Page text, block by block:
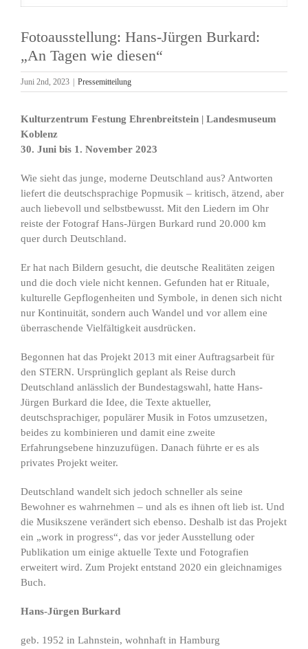
Fotoausstellung: Hans-Jürgen Burkard:
„An Tagen wie diesen“
Juni 2nd, 2023 | Pressemitteilung
Kulturzentrum Festung Ehrenbreitstein | Landesmuseum
Koblenz
30. Juni bis 1. November 2023
Wie sieht das junge, moderne Deutschland aus? Antworten
liefert die deutschsprachige Popmusik – kritisch, ätzend, aber
auch liebevoll und selbstbewusst. Mit den Liedern im Ohr
reiste der Fotograf Hans-Jürgen Burkard rund 20.000 km
quer durch Deutschland.
Er hat nach Bildern gesucht, die deutsche Realitäten zeigen
und die doch viele nicht kennen. Gefunden hat er Rituale,
kulturelle Gepflogenheiten und Symbole, in denen sich nicht
nur Kontinuität, sondern auch Wandel und vor allem eine
überraschende Vielfältigkeit ausdrücken.
Begonnen hat das Projekt 2013 mit einer Auftragsarbeit für
den STERN. Ursprünglich geplant als Reise durch
Deutschland anlässlich der Bundestagswahl, hatte Hans-
Jürgen Burkard die Idee, die Texte aktueller,
deutschsprachiger, populärer Musik in Fotos umzusetzen,
beides zu kombinieren und damit eine zweite
Erfahrungsebene hinzuzufügen. Danach führte er es als
privates Projekt weiter.
Deutschland wandelt sich jedoch schneller als seine
Bewohner es wahrnehmen – und als es ihnen oft lieb ist. Und
die Musikszene verändert sich ebenso. Deshalb ist das Projekt
ein „work in progress“, das vor jeder Ausstellung oder
Publikation um einige aktuelle Texte und Fotografien
erweitert wird. Zum Projekt entstand 2020 ein gleichnamiges
Buch.
Hans-Jürgen Burkard
geb. 1952 in Lahnstein, wohnhaft in Hamburg